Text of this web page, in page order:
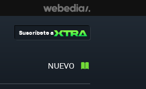
NUEVO
Suscríbete a